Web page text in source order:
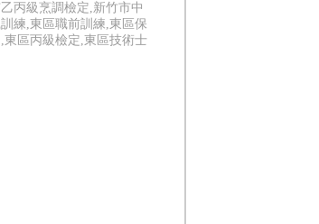
丙級烹調檢定,新竹市中
練,東區職前訓練,東區保
區丙級檢定,東區技術士